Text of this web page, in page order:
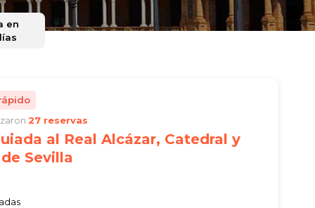
en
27 reservas
al Real Alcázar, Catedral y
Sevilla